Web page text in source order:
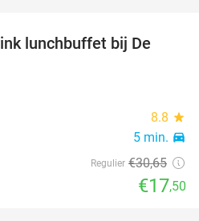
43%
lunchbuffet bij De
8.8 star
5 min. directions_car
Regulier €30,65
€17,50